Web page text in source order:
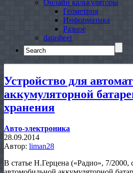
Онлайн калькуляторы
Геометрия
Информатика
Разное
datasheet
Search
for:
Устройство для
аккумуляторной
хранения
Авто-электроника
28.09.2014
Автор: liman28
В статье Н.Герцена («Радио», 7/2000,